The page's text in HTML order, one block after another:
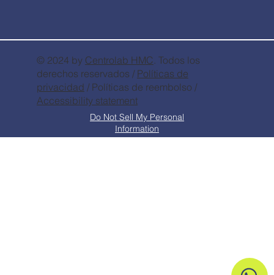
Do Not Sell My Personal
Information
© 2024 by Centrolab HMC . Todos los
derechos reservados / Políticas de
privacidad / Políticas de reembolso /
Accessibility statement